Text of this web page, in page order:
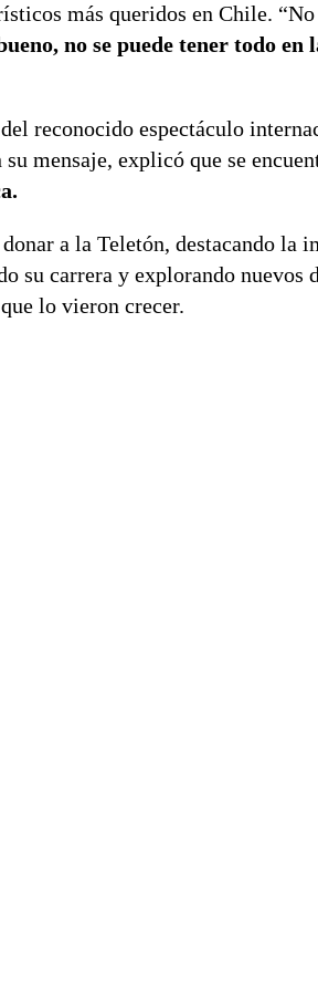
más queridos en Chile. “No
no se puede tener todo en
reconocido espectáculo
mensaje, explicó que se
a la Teletón, destacando la
su carrera y explorando nuevos
lo vieron crecer.